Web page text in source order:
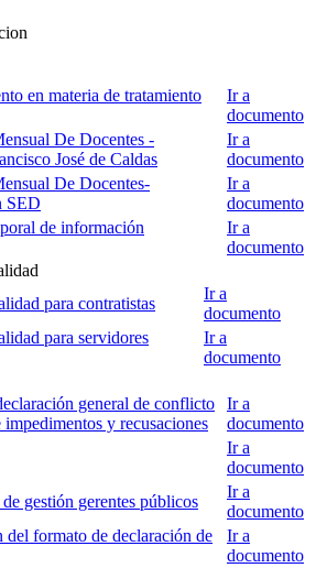
en materia de tratamiento
Ir a
documento
De Docentes -
José de Caldas
Ir a
documento
De Docentes-
SED
Ir a
documento
de información
Ir a
documento
para contratistas
Ir a
documento
para servidores
Ir a
documento
general de conflicto
y recusaciones
Ir a
documento
Ir a
documento
gestión gerentes públicos
Ir a
documento
formato de declaración de
Ir a
documento